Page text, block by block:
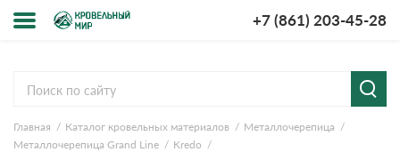
+7 (861) 203-45-28
компании
и оплата
Главная Каталог кровельных материалов
Металлочерепица
Металлочерепица Grand Line
Kredo